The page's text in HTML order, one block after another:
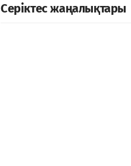
Серіктес жаңалықтары